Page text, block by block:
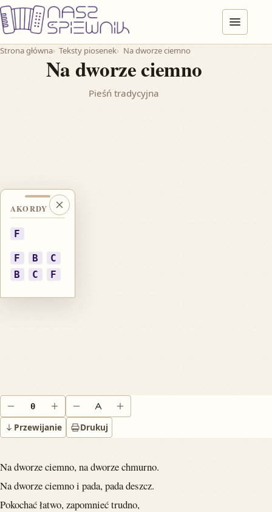
Przejdź do treści
Strona główna Teksty piosenek Na dworze ciemno
Na dworze ciemno
Pieśń tradycyjna
Obniż o pół tonu
0 Podnieś o pół tonu
Zmniejsz tekstPowiększ tekst
Przewijanie
Drukuj
Na dworze ciemno, na dworze chmurno.
Na dworze ciemno i pada, pada deszcz.
Pokochać łatwo, zapomnieć trudno,
Zamknij akordy
AKORDY
F
F B
C
B
C F